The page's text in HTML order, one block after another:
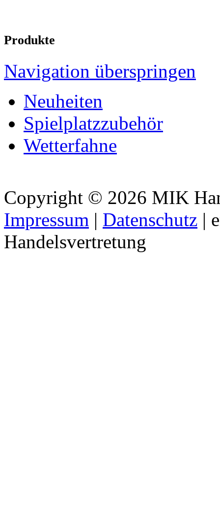
Produkte
Navigation überspringen
Neuheiten
Spielplatzzubehör
Wetterfahne
Copyright © 2026 MIK
Impressum | Datenschutz |
Handelsvertretung